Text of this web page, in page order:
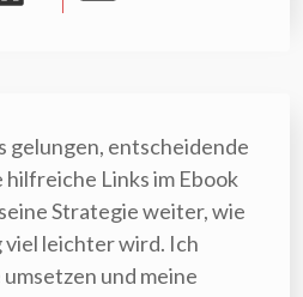
gelungen, entscheidende
hilfreiche Links im Ebook
Strategie weiter, wie
leichter wird. Ich
und meine